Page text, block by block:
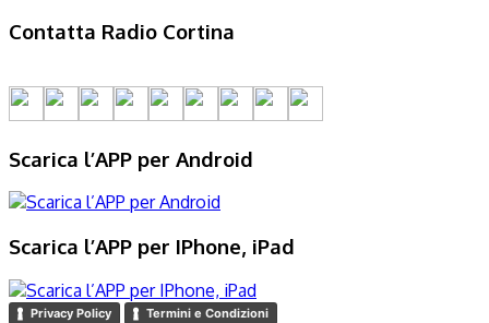
Contatta Radio Cortina
Scarica l’APP per Android
Scarica l’APP per IPhone, iPad
Privacy Policy Termini e Condizioni